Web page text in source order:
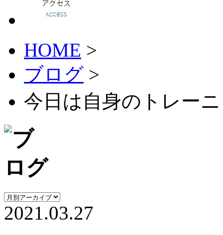
HOME >
ブログ >
今日は自身のトレー
2021.03.27